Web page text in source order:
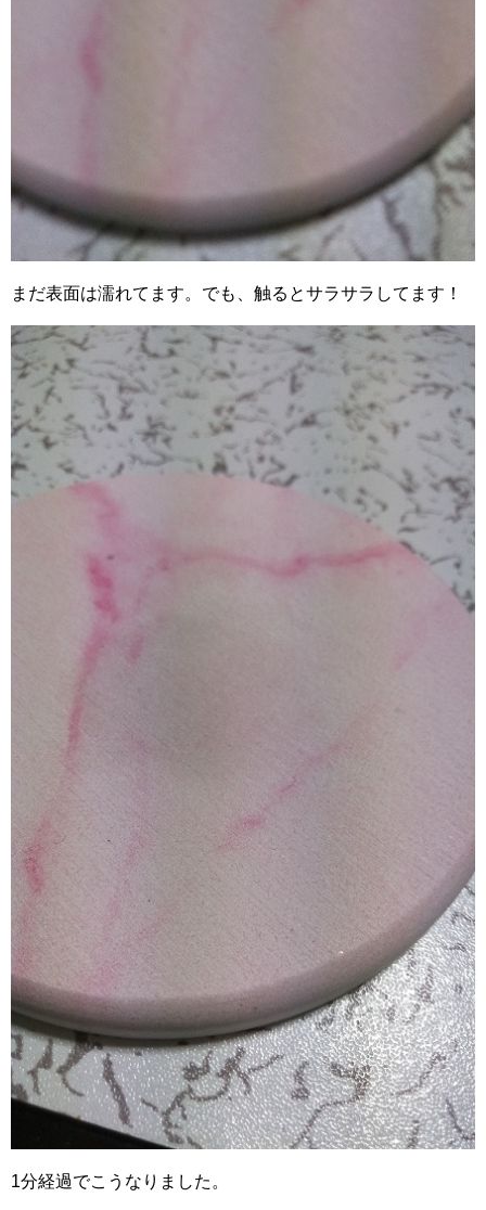
まだ表面は濡れてます。でも、触るとサラサラしてます！
1分経過でこうなりました。